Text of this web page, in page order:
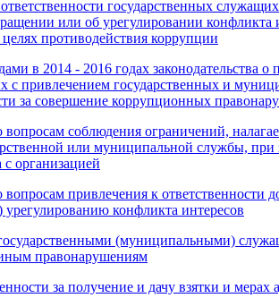
государственных
или об урегулировании конфликта
противодействия коррупции
в 2014 - 2016 годах законодательства
с привлечением государственных и
за совершение коррупционных
соблюдения ограничений,
или муниципальной службы, при
с организацией
привлечения к ответственности
конфликта интересов
(муниципальными)
правонарушениям
за получение и дачу взятки и мерах